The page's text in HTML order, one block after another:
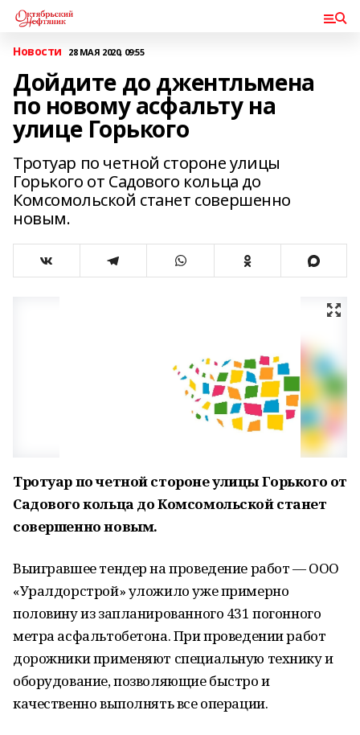
Новости 28 МАЯ 2020, 09:55
Дойдите до джентльмена
по новому асфальту на
улице Горького
Тротуар по четной стороне улицы
Горького от Садового кольца до
Комсомольской станет совершенно
новым.
Тротуар по четной стороне улицы Горького от
Садового кольца до Комсомольской станет
совершенно новым.
Выигравшее тендер на проведение работ — ООО
«Уралдорстрой» уложило уже примерно
половину из запланированного 431 погонного
метра асфальтобетона. При проведении работ
дорожники применяют специальную технику и
оборудование, позволяющие быстро и
качественно выполнять все операции.